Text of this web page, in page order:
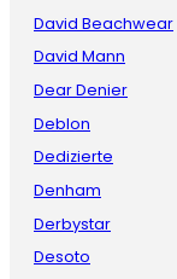
David Beachwear
David Mann
Dear Denier
Deblon
Dedizierte
Denham
Derbystar
Desoto